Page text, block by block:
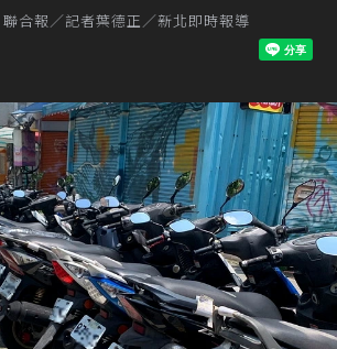
聯合報／記者葉德正／新北即時報導